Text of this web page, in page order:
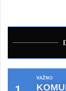
VAŽNO